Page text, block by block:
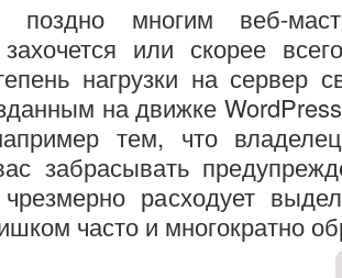
многим веб-
или скорее
нагрузки на сервер
на движке
тем, что
забрасывать
расходует
часто и многократно